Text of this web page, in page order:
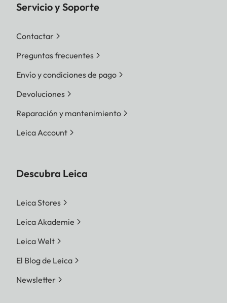
Servicio y Soporte
Contactar
Preguntas frecuentes
Envío y condiciones de pago
Devoluciones
Reparación y mantenimiento
Leica Account
Descubra Leica
Leica Stores
Leica Akademie
Leica Welt
El Blog de Leica
Newsletter